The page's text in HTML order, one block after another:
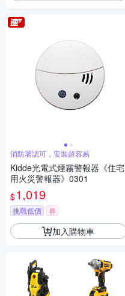
消防署認可，安裝超容易
Kidde光電式煙霧警報器《住宅
用火災警報器》0301
$1,019
挑戰低價 券
加入購物車